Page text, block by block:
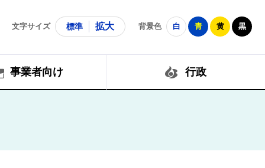
文字サイズ 標準 拡大 背景色 白 青 黄 黒
事業者向け 行政